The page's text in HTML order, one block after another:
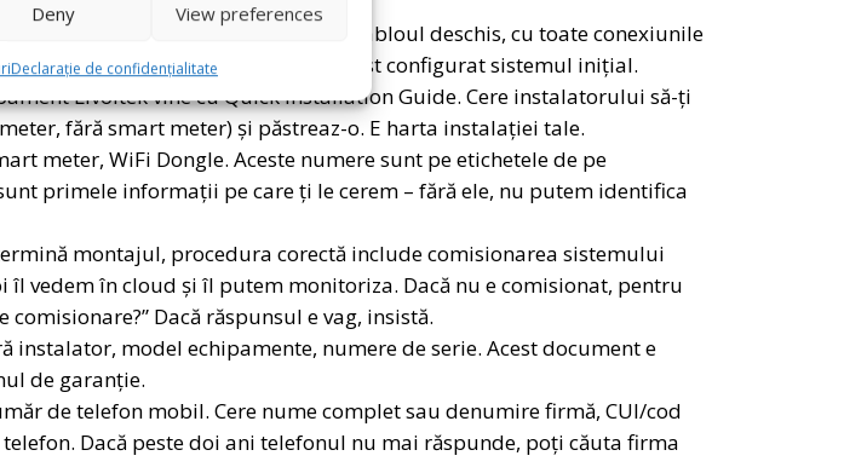
Deny View preferences
Declarație de confidențialitate
expert. Pur și simplu fotografiază tabloul deschis, cu toate conexiunile
fotografii îi arată exact cum a fost configurat sistemul inițial.
Livoltek vine cu Quick Installation Guide. Cere instalatorului să-ți
fără smart meter) și păstreaz-o. E harta instalației tale.
meter, WiFi Dongle. Aceste numere sunt pe etichetele de pe
primele informații pe care ți le cerem – fără ele, nu putem identifica
montajul, procedura corectă include comisionarea sistemului
vedem în cloud și îl putem monitoriza. Dacă nu e comisionat, pentru
Dacă răspunsul e vag, insistă.
model echipamente, numere de serie. Acest document e
de garanție.
de telefon mobil. Cere nume complet sau denumire firmă, CUI/cod
Dacă peste doi ani telefonul nu mai răspunde, poți căuta firma